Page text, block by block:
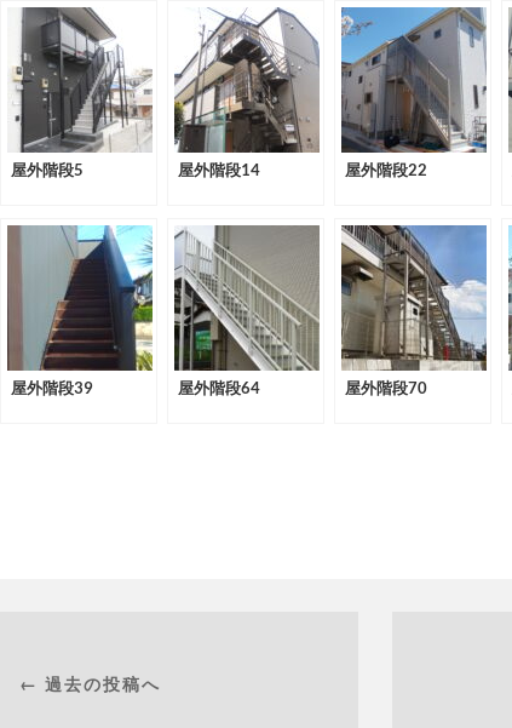
屋外階段5 屋外階段14 屋外階段22
屋外階段39 屋外階段64 屋外階段70
← 過去の投稿へ